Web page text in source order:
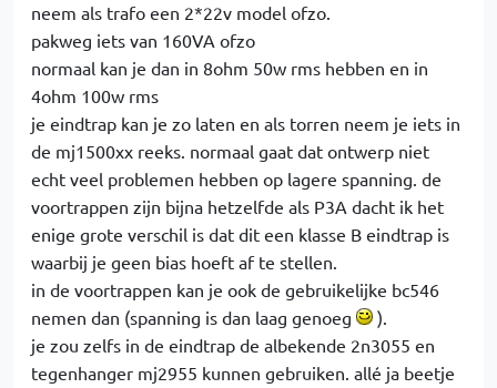
neem als trafo een 2*22v model ofzo.
pakweg iets van 160VA ofzo
normaal kan je dan in 8ohm 50w rms hebben en in
4ohm 100w rms
je eindtrap kan je zo laten en als torren neem je iets in
de mj1500xx reeks. normaal gaat dat ontwerp niet
echt veel problemen hebben op lagere spanning. de
voortrappen zijn bijna hetzelfde als P3A dacht ik het
enige grote verschil is dat dit een klasse B eindtrap is
waarbij je geen bias hoeft af te stellen.
in de voortrappen kan je ook de gebruikelijke bc546
nemen dan (spanning is dan laag genoeg
).
je zou zelfs in de eindtrap de albekende 2n3055 en
tegenhanger mj2955 kunnen gebruiken. allé ja beetje